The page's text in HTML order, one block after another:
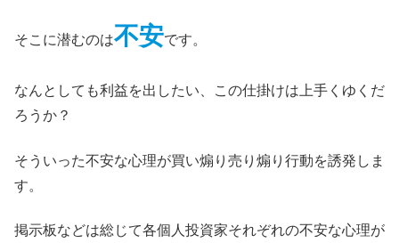
そこに潜むのは不安です。
なんとしても利益を出したい、この仕掛けは上手くゆくだ
ろうか？
そういった不安な心理が買い煽り売り煽り行動を誘発しま
す。
掲示板などは総じて各個人投資家それぞれの不安な心理が